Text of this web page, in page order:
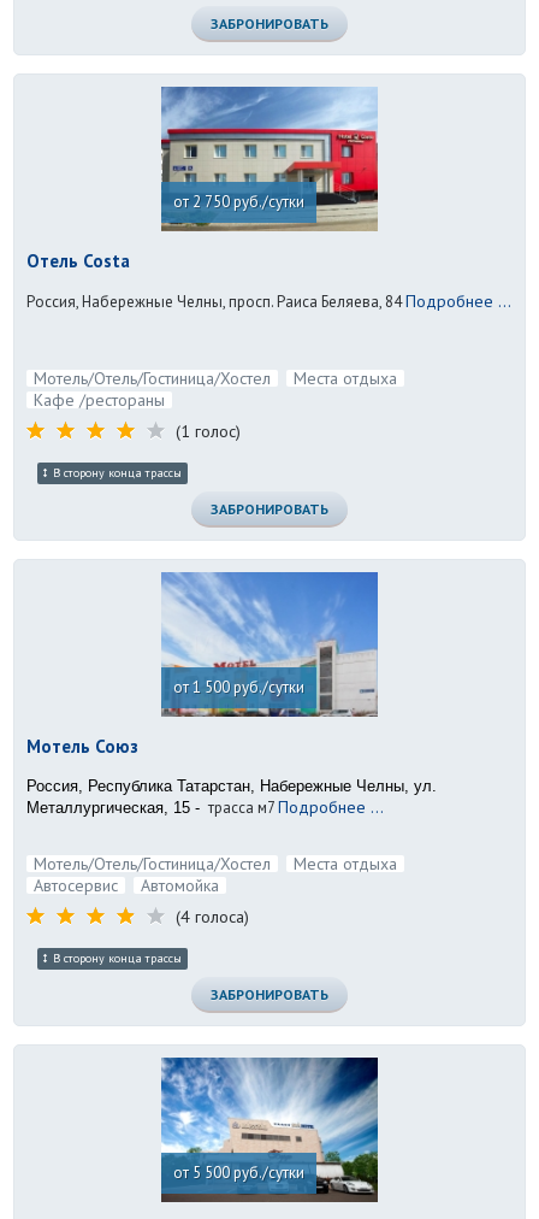
ЗАБРОНИРОВАТЬ
от 2 750 руб./сутки
Отель Costa
Россия, Набережные Челны, просп. Раиса Беляева, 84Подробнее ...
Мотель/Отель/Гостиница/Хостел
Места отдыха
Кафе /рестораны
(1 голос)
В сторону конца трассы
ЗАБРОНИРОВАТЬ
от 1 500 руб./сутки
Мотель Союз
Россия, Республика Татарстан, Набережные Челны, ул.
Металлургическая, 15 - трасса м7Подробнее ...
Мотель/Отель/Гостиница/Хостел
Места отдыха
Автосервис
Автомойка
(4 голоса)
В сторону конца трассы
ЗАБРОНИРОВАТЬ
от 5 500 руб./сутки